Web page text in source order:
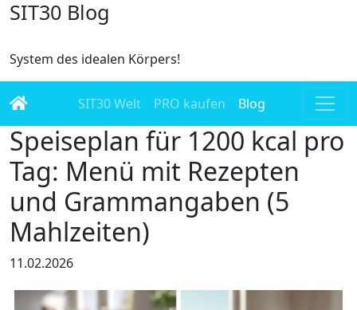
SIT30 Blog
System des idealen Körpers!
SIT30 Welt PRO kaufen Blog
Speiseplan für 1200 kcal pro
Tag: Menü mit Rezepten
und Grammangaben (5
Mahlzeiten)
11.02.2026